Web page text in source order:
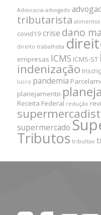
Advocacia advogado
tributarista alimentos
covid19 crise dano
direito trabalhista
empresas ICMS ICMS-ST
indenização
lucro pandemia
planejamento
Receita Federal redução
supermercado
Tributos tributtax